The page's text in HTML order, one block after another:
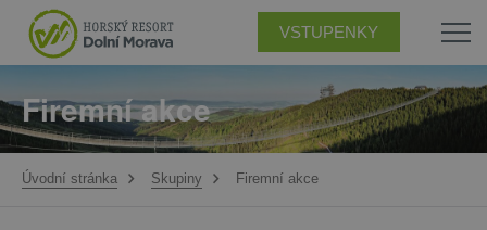
VSTUPENKY
Firemní akce
Úvodní stránka Skupiny Firemní akce